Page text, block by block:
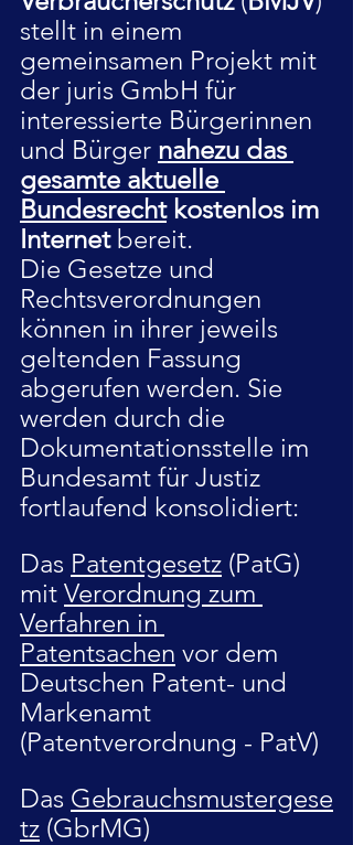
stellt in einem
gemeinsamen Projekt mit
der juris GmbH für
interessierte Bürgerinnen
und Bürger nahezu das
gesamte aktuelle
Bundesrecht kostenlos im
Internet bereit.
Die Gesetze und
Rechtsverordnungen
können in ihrer jeweils
geltenden Fassung
abgerufen werden. Sie
werden durch die
Dokumentationsstelle im
Bundesamt für Justiz
fortlaufend konsolidiert:
Das Patentgesetz (PatG)
mit Verordnung zum
Verfahren in
Patentsachen vor dem
Deutschen Patent- und
Markenamt
(Patentverordnung - PatV)
Das Gebrauchsmustergese
tz (GbrMG)